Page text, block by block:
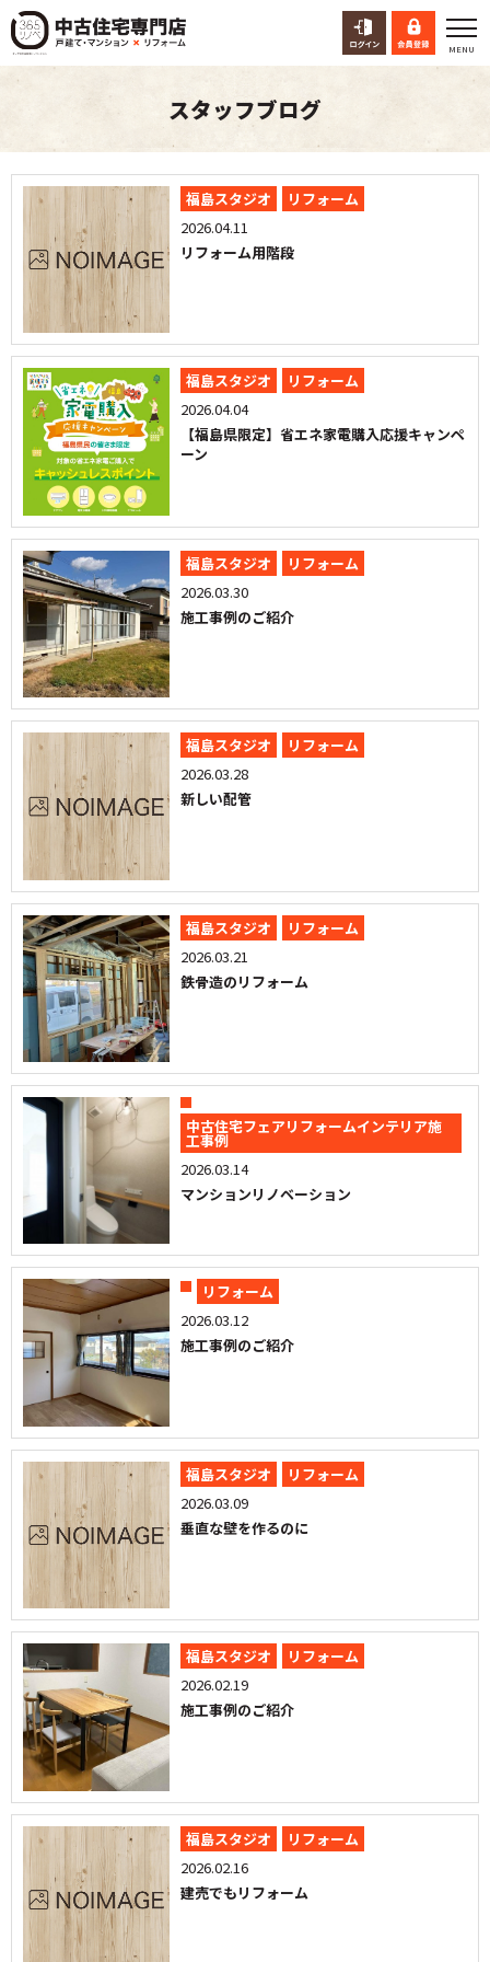
スタッフブログ
福島スタジオ
リフォーム
2026.04.11
リフォーム用階段
福島スタジオ
リフォーム
2026.04.04
【福島県限定】省エネ家電購入応援キャンペ
ーン
福島スタジオ
リフォーム
2026.03.30
施工事例のご紹介
福島スタジオ
リフォーム
2026.03.28
新しい配管
福島スタジオ
リフォーム
2026.03.21
鉄骨造のリフォーム
中古住宅フェアリフォームインテリア施
工事例
2026.03.14
マンションリノベーション
リフォーム
2026.03.12
施工事例のご紹介
福島スタジオ
リフォーム
2026.03.09
垂直な壁を作るのに
福島スタジオ
リフォーム
2026.02.19
施工事例のご紹介
福島スタジオ
リフォーム
2026.02.16
建売でもリフォーム